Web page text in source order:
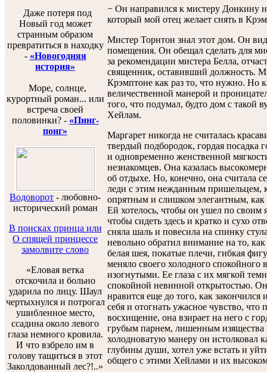
Даже потеря под
Новый год может
странным образом
превратиться в находку
- «Новогодняя
история»
Море, солнце,
курортный роман... или
встреча своей
половинки? - «Пинг-
понг»
Водоворот - любовно-
исторический роман
В поисках принца или
О спящей принцессе
замолвите слово
«Еловая ветка
отскочила и больно
ударила по лицу. Шаул
чертыхнулся и потрогал
ушибленное место,
ссадина около левого
глаза немного кровила.
И что взбрело им в
голову тащиться в этот
Заколдованный лес?!..»
− Он направился к мистеру Донкину
который мой отец желает снять в
Мистер Торнтон знал этот дом. Он
помещения. Он обещал сделать для
за рекомендации мистера Белла,
священник, оставивший должность.
Крэмптоне как раз то, что нужно. Но
величественной манерой и
того, что подумал, будто дом с такой
Хейлам.
Маргарет никогда не считалась
твердый подбородок, гордая посадка
и одновременно женственной
незнакомцев. Она казалась
об отдыхе. Но, конечно, она считала
леди с этим нежданным пришельцем,
опрятным и слишком элегантным,
Ей хотелось, чтобы он ушел по своим
чтобы сидеть здесь и кратко и сухо
сняла шаль и повесила на спинку
невольно обратил внимание на то,
белая шея, покатые плечи, гибкая
меняло своего холодного
изогнутыми. Ее глаза с их мягкой
спокойной невинной открытостью.
нравится еще до того, как
себя и отогнать ужасное чувство,
восхищение, она взирает на него с
грубым парнем, лишенным изящества
холодноватую манеру он истолковал
глубины души, хотел уже встать и
общего с этими Хейлами и их